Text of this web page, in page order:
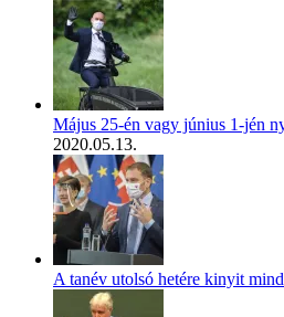
Május 25-én vagy június 1-jén
2020.05.13.
A tanév utolsó hetére kinyit